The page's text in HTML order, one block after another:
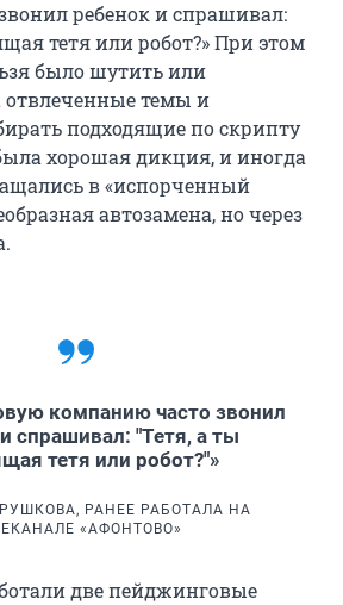
ребенок и спрашивал:
тетя или робот?» При этом
было шутить или
отвлеченные темы и
подходящие по скрипту
хорошая дикция, и иногда
в «испорченный
автозамена, но через
компанию часто звонил
спрашивал: "Тетя, а ты
тетя или робот?"»
РАНЕЕ РАБОТАЛА НА
«АФОНТОВО»
две пейджинговые